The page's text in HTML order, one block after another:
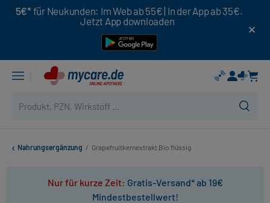
5€* für Neukunden: Im Web ab 55€ | In der App ab 35€.
Jetzt App downloaden
Nahrungsergänzung / Grapefruitkernextrakt Bio flüssig
Nur für kurze Zeit: Gratis-Versand* ab 19€
Mindestbestellwert!